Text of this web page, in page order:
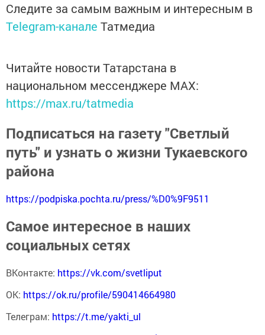
Следите за самым важным и интересным в
Telegram-канале Татмедиа
Читайте новости Татарстана в
национальном мессенджере MАХ:
https://max.ru/tatmedia
Подписаться на газету "Светлый
путь" и узнать о жизни Тукаевского
района
https://podpiska.pochta.ru/press/%D0%9F9511
Самое интересное в наших
социальных сетях
ВКонтакте: https://vk.com/svetliput
ОК: https://ok.ru/profile/590414664980
Телеграм: https://t.me/yakti_ul